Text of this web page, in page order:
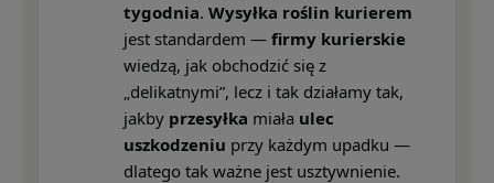
tygodnia. Wysyłka roślin kurierem
jest standardem — firmy kurierskie
wiedzą, jak obchodzić się z
„delikatnymi”, lecz i tak działamy tak,
jakby przesyłka miała ulec
uszkodzeniu przy każdym upadku —
dlatego tak ważne jest usztywnienie.